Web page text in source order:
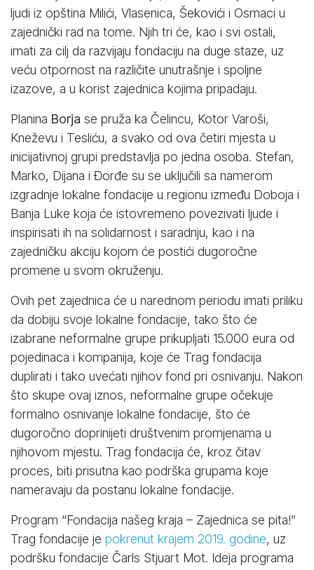
ljudi iz opština Milići, Vlasenica, Šekovići i Osmaci u
zajednički rad na tome. Njih tri će, kao i svi ostali,
imati za cilj da razvijaju fondaciju na duge staze, uz
veću otpornost na različite unutrašnje i spoljne
izazove, a u korist zajednica kojima pripadaju.
Planina Borja se pruža ka Čelincu, Kotor Varoši,
Kneževu i Tesliću, a svako od ova četiri mjesta u
inicijativnoj grupi predstavlja po jedna osoba. Stefan,
Marko, Dijana i Đorđe su se uključili sa namerom
izgradnje lokalne fondacije u regionu između Doboja i
Banja Luke koja će istovremeno povezivati ljude i
inspirisati ih na solidarnost i saradnju, kao i na
zajedničku akciju kojom će postići dugoročne
promene u svom okruženju.
Ovih pet zajednica će u narednom periodu imati priliku
da dobiju svoje lokalne fondacije, tako što će
izabrane neformalne grupe prikupljati 15.000 eura od
pojedinaca i kompanija, koje će Trag fondacija
duplirati i tako uvećati njihov fond pri osnivanju. Nakon
što skupe ovaj iznos, neformalne grupe očekuje
formalno osnivanje lokalne fondacije, što će
dugoročno doprinijeti društvenim promjenama u
njihovom mjestu. Trag fondacija će, kroz čitav
proces, biti prisutna kao podrška grupama koje
nameravaju da postanu lokalne fondacije.
Program “Fondacija našeg kraja – Zajednica se pita!”
Trag fondacije je pokrenut krajem 2019. godine, uz
podršku fondacije Čarls Stjuart Mot. Ideja programa